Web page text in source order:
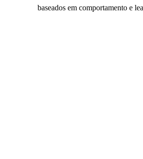
baseados em comportamento e